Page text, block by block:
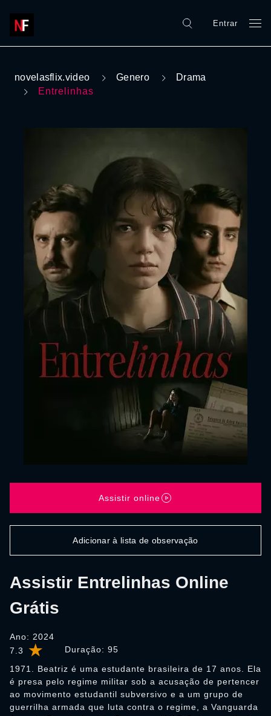
Entrar
novelasflix.video Genero
Drama
Entrelinhas
7.3 Duração: 95
Assistir Entrelinhas Online
Grátis
Ano: 2024
1971. Beatriz é uma estudante brasileira de 17 anos. Ela
é presa pelo regime militar sob a acusação de pertencer
ao movimento estudantil subversivo e a um grupo de
guerrilha armada que luta contra o regime, a Vanguarda
Assistir online
Adicionar à lista de observação